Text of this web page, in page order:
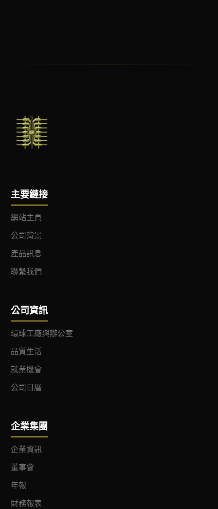
主要鏈接
網站主頁
公司背景
產品訊息
聯繫我們
公司資訊
環球工廠與辦公室
品質生活
就業機會
公司日曆
企業集團
企業資訊
董事會
年報
財務報表